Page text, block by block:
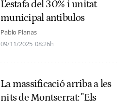
L'estafa del 30% i unitat
municipal antibulos
Pablo Planas
09/11/2025 08:26h
La massificació arriba a les
nits de Montserrat: "Els